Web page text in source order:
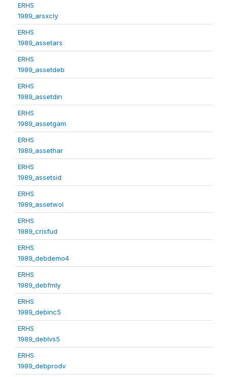
ERHS
1989_arsxcly
ERHS
1989_assetars
ERHS
1989_assetdeb
ERHS
1989_assetdin
ERHS
1989_assetgam
ERHS
1989_assethar
ERHS
1989_assetsid
ERHS
1989_assetwol
ERHS
1989_crisfud
ERHS
1989_debdemo4
ERHS
1989_debfmly
ERHS
1989_debinc5
ERHS
1989_deblvs5
ERHS
1989_debprodv